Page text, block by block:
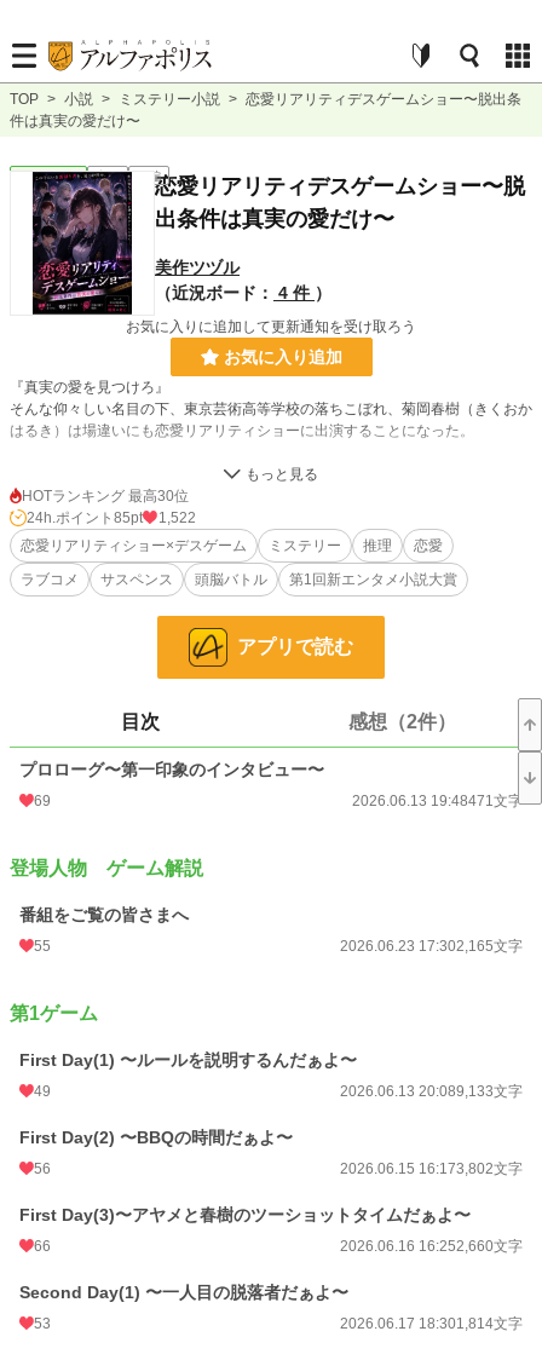
TOP > 小説 > ミステリー小説 > 恋愛リアリティデスゲームショー〜脱出条
件は真実の愛だけ〜
ミステリー 完結 長編恋愛リアリティデスゲームショー〜脱
出条件は真実の愛だけ〜
美作ツヅル
（近況ボード： 4 件 ）
お気に入りに追加して更新通知を受け取ろう
お気に入り追加
『真実の愛を見つけろ』
そんな仰々しい名目の下、東京芸術高等学校の落ちこぼれ、菊岡春樹（きくおか
はるき）は場違いにも恋愛リアリティショーに出演することになった。
集まったのは春樹を除き、将来有望な美男美女の芸能人の卵たち。
しかし、一同ホテルに着くと全員にとある課題が出される。
『脱出したければ真実の愛で全ての課題をクリアしろ』
『出演者の中にいる【裏切り者】を見つけろ』
打算と知略が張り巡らされる恋愛リアリティショーが今、開幕される。
11,570 位 / 228,621 件
97 位 / 5,379 件
お気に入り 24
24h.ポイント
週間ポイント
月間ポイント 18,601 pt (2,540 位)
年間ポイント
累計ポイント 28,398 pt (59,812 位)
HOTランキング 最高30位
24h.ポイント 85pt
1,522
恋愛リアリティショー×デスゲーム
ミステリー 推理
恋愛
ラブコメ
サスペンス 頭脳バトル 第1回新エンタメ小説大賞
アプリで読む
目次 感想（2件）
プロローグ〜第一印象のインタビュー〜
69 2026.06.13 19:48471文字
登場人物 ゲーム解説
番組をご覧の皆さまへ
55 2026.06.23 17:302,165文字
第1ゲーム
First Day(1) 〜ルールを説明するんだぁよ〜
49 2026.06.13 20:089,133文字
First Day(2) 〜BBQの時間だぁよ〜
56 2026.06.15 16:173,802文字
First Day(3)〜アヤメと春樹のツーショットタイムだぁよ〜
66 2026.06.16 16:252,660文字
Second Day(1) 〜一人目の脱落者だぁよ〜
53 2026.06.17 18:301,814文字